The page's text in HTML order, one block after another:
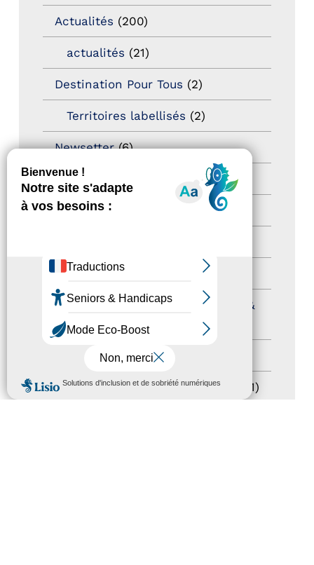
MENU
Actualités (200)
actualités (21)
Destination Pour Tous (2)
Territoires labellisés (2)
Newsetter(6)
Newsletter pro
Nos Actions
Formation
Journées nationales Tourisme &
Handicap
(5)
Salons(11)
Sommet mondial du tourisme (1)